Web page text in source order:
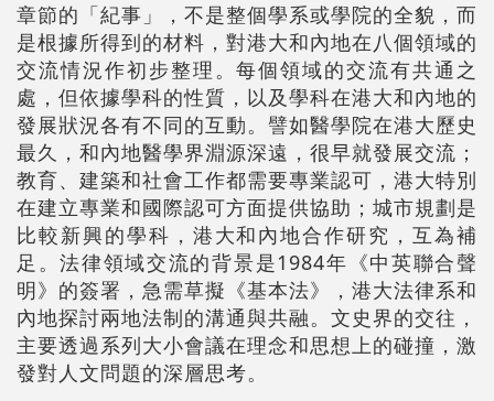
章節的「紀事」，不是整個學系或學院的全貌，而
是根據所得到的材料，對港大和內地在八個領域的
交流情況作初步整理。每個領域的交流有共通之
處，但依據學科的性質，以及學科在港大和內地的
發展狀況各有不同的互動。譬如醫學院在港大歷史
最久，和內地醫學界淵源深遠，很早就發展交流；
教育、建築和社會工作都需要專業認可，港大特別
在建立專業和國際認可方面提供協助；城市規劃是
比較新興的學科，港大和內地合作研究，互為補
足。法律領域交流的背景是1984年《中英聯合聲
明》的簽署，急需草擬《基本法》，港大法律系和
內地探討兩地法制的溝通與共融。文史界的交往，
主要透過系列大小會議在理念和思想上的碰撞，激
發對人文問題的深層思考。